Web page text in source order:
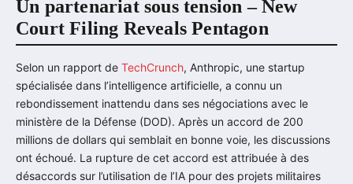
Un partenariat sous tension – New
Court Filing Reveals Pentagon
Selon un rapport de TechCrunch, Anthropic, une startup
spécialisée dans l’intelligence artificielle, a connu un
rebondissement inattendu dans ses négociations avec le
ministère de la Défense (DOD). Après un accord de 200
millions de dollars qui semblait en bonne voie, les discussions
ont échoué. La rupture de cet accord est attribuée à des
désaccords sur l’utilisation de l’IA pour des projets militaires